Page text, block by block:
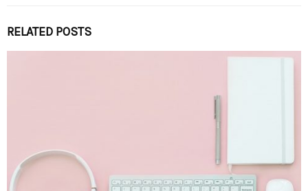
RELATED POSTS